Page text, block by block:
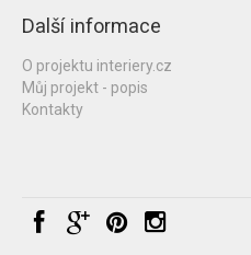
Další informace
O projektu interiery.cz
Můj projekt - popis
Kontakty